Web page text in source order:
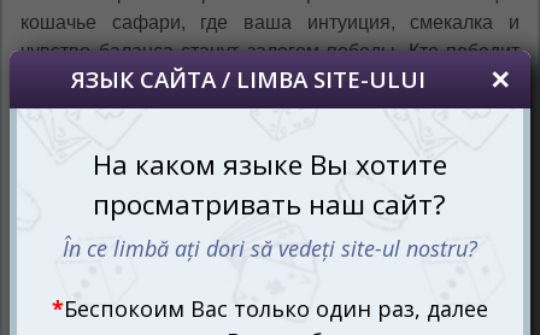
кошачье сафари, где ваша интуиция, смекалка и
чувство баланса станут залогом победы. Кто победит
— мускулистый мейн-кун или таинственная редкая
порода с необычными повадками? Ответ даст лишь
Охота на карты: как это работает
Механика игры Nature Challenge: Кошки (рум.) проста,
но затягивает с первых минут: вы выбираете карту с
соперников — и вступаете в поединок грации и